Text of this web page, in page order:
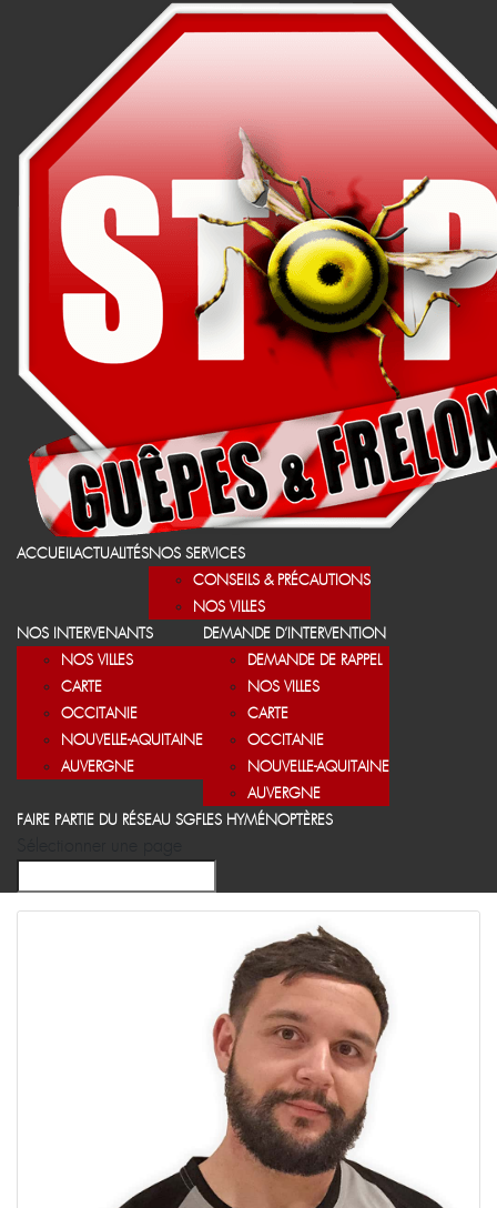
ACCUEILACTUALITÉSNOS SERVICES
CONSEILS & PRÉCAUTIONS
NOS VILLES
NOS INTERVENANTS
NOS VILLES
CARTE
OCCITANIE
NOUVELLE-AQUITAINE
AUVERGNE
DEMANDE D’INTERVENTION
DEMANDE DE RAPPEL
NOS VILLES
CARTE
OCCITANIE
NOUVELLE-AQUITAINE
AUVERGNE
FAIRE PARTIE DU RÉSEAU SGFLES HYMÉNOPTÈRES